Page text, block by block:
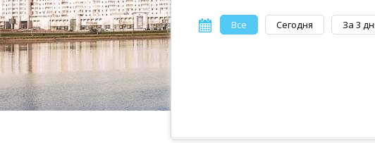
Все Сегодня За 3